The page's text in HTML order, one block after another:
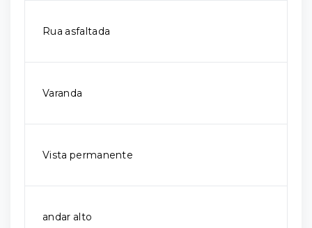
Rua asfaltada
Varanda
Vista permanente
andar alto